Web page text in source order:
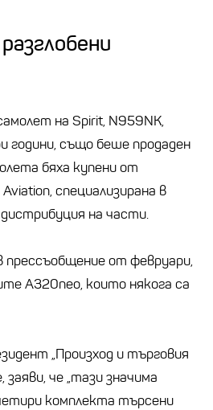
на Spirit, N959NK,
години, също беше продаден
бяха купени от
специализирана в
на части.
прессъобщение от февруари,
A320neo, които някога са
„Произход и търговия
заяви, че „тази значима
комплекта търсени